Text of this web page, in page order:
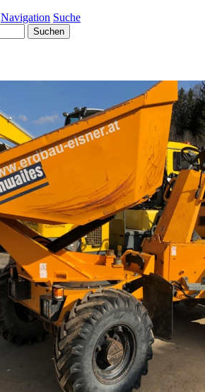
Navigation Suche